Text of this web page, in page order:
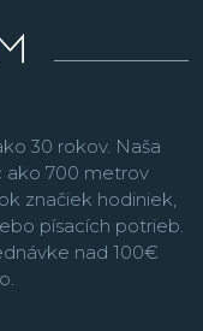
30 rokov. Naša
ako 700 metrov
značiek hodiniek,
písacích potrieb.
nad 100€